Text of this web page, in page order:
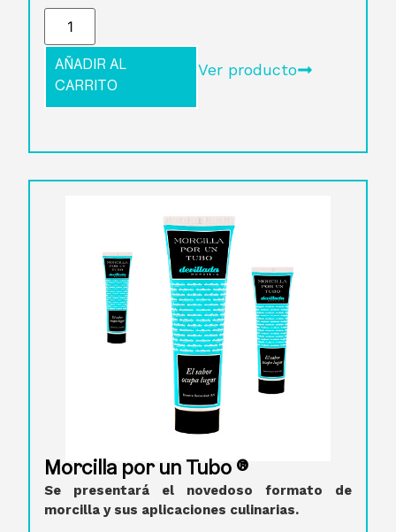
AÑADIR AL
CARRITO
Ver producto
Morcilla por un Tubo ®
Se presentará el novedoso formato de
morcilla y sus aplicaciones culinarias.